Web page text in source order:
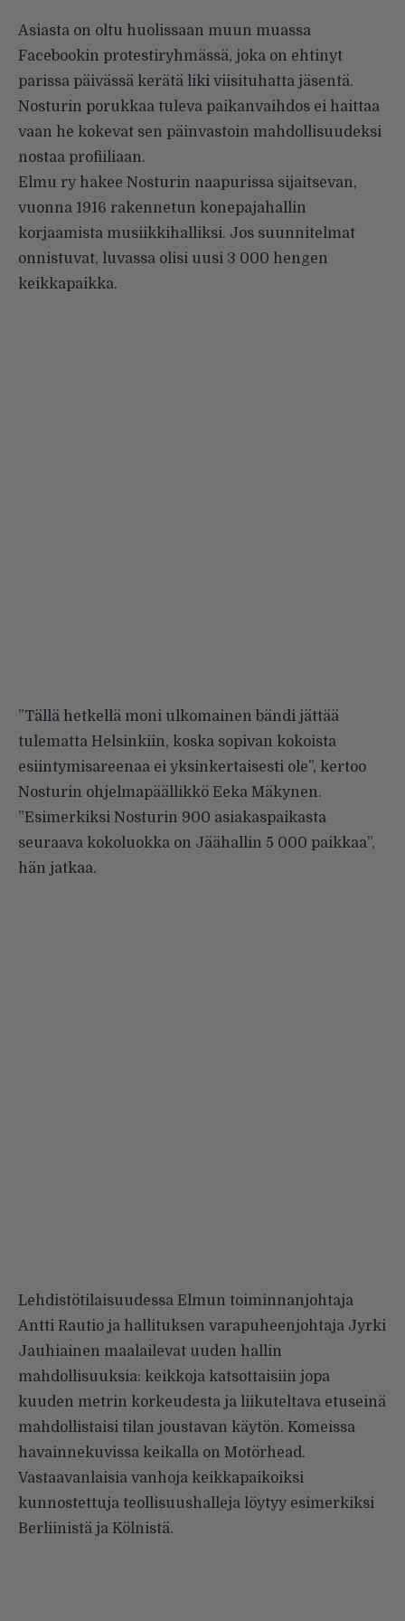
Asiasta on oltu huolissaan muun muassa
Facebookin protestiryhmässä, joka on ehtinyt
parissa päivässä kerätä liki viisituhatta jäsentä.
Nosturin porukkaa tuleva paikanvaihdos ei haittaa
vaan he kokevat sen päinvastoin mahdollisuudeksi
nostaa profiiliaan.
Elmu ry hakee Nosturin naapurissa sijaitsevan,
vuonna 1916 rakennetun konepajahallin
korjaamista musiikkihalliksi. Jos suunnitelmat
onnistuvat, luvassa olisi uusi 3 000 hengen
keikkapaikka.
”Tällä hetkellä moni ulkomainen bändi jättää
tulematta Helsinkiin, koska sopivan kokoista
esiintymisareenaa ei yksinkertaisesti ole”, kertoo
Nosturin ohjelmapäällikkö Eeka Mäkynen.
”Esimerkiksi Nosturin 900 asiakaspaikasta
seuraava kokoluokka on Jäähallin 5 000 paikkaa”,
hän jatkaa.
Lehdistötilaisuudessa Elmun toiminnanjohtaja
Antti Rautio ja hallituksen varapuheenjohtaja Jyrki
Jauhiainen maalailevat uuden hallin
mahdollisuuksia: keikkoja katsottaisiin jopa
kuuden metrin korkeudesta ja liikuteltava etuseinä
mahdollistaisi tilan joustavan käytön. Komeissa
havainnekuvissa keikalla on Motörhead.
Vastaavanlaisia vanhoja keikkapaikoiksi
kunnostettuja teollisuushalleja löytyy esimerkiksi
Berliinistä ja Kölnistä.